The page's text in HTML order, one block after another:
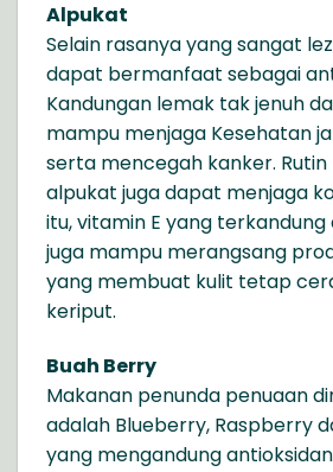
Alpukat
Selain rasanya yang sangat
dapat bermanfaat sebagai
Kandungan lemak tak jenuh
mampu menjaga Kesehatan
serta mencegah kanker.
alpukat juga dapat menjaga
itu, vitamin E yang
juga mampu merangsang
yang membuat kulit tetap
keriput.
Buah Berry
Makanan penunda penuaan
adalah Blueberry, Raspberry
yang mengandung